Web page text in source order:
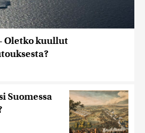
Oletko kuullut
Suomessa